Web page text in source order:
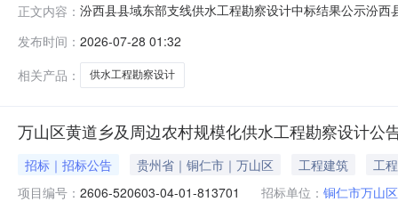
正文内容： 汾西县县域东部支线供水工程勘察设计中标结果公示汾
山西汇鑫磊招标代理有限公司联系人：田杉杉、景丹丹
恒
发布时间： 2026-07-28 01:32
相关产品：
供水工程勘察设计
万山区黄道乡及周边农村规模化供水工程勘察设计公
招标｜招标公告 贵州省｜铜仁市｜万山区 工程建筑
工程
项目编号： 2606-520603-04-01-813701 招标单位： 铜仁市万山